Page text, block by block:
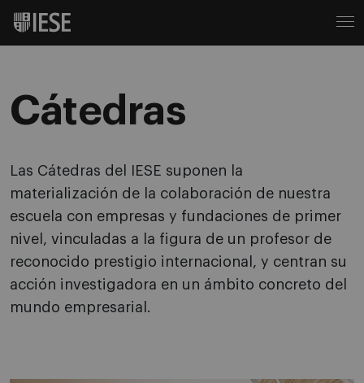
Cátedras
Las Cátedras del IESE suponen la
materialización de la colaboración de nuestra
escuela con empresas y fundaciones de primer
nivel, vinculadas a la figura de un profesor de
reconocido prestigio internacional, y centran su
acción investigadora en un ámbito concreto del
mundo empresarial.